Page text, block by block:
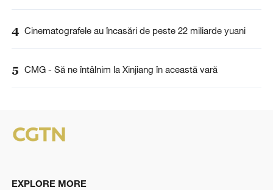
4 Cinematografele au încasări de peste 22 miliarde yuani
5 CMG - Să ne întâlnim la Xinjiang în această vară
EXPLORE MORE